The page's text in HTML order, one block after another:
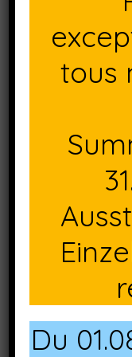
tous
Du